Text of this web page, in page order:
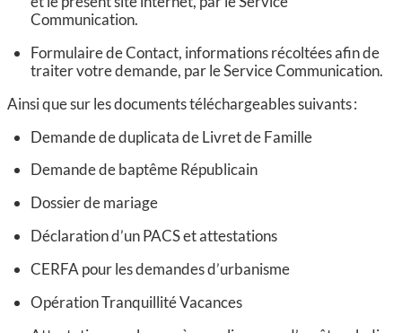
Communication.
Formulaire de Contact, informations récoltées afin de
traiter votre demande, par le Service Communication.
Ainsi que sur les documents téléchargeables suivants :
Demande de duplicata de Livret de Famille
Demande de baptême Républicain
Dossier de mariage
Déclaration d’un PACS et attestations
CERFA pour les demandes d’urbanisme
Opération Tranquillité Vacances